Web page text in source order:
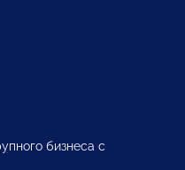
бизнеса с